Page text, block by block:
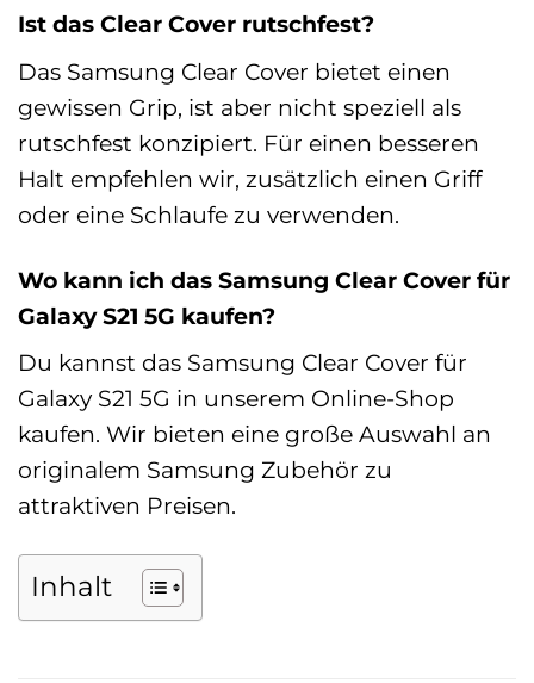
Ist das Clear Cover rutschfest?
Das Samsung Clear Cover bietet einen
gewissen Grip, ist aber nicht speziell als
rutschfest konzipiert. Für einen besseren
Halt empfehlen wir, zusätzlich einen Griff
oder eine Schlaufe zu verwenden.
Wo kann ich das Samsung Clear Cover für
Galaxy S21 5G kaufen?
Du kannst das Samsung Clear Cover für
Galaxy S21 5G in unserem Online-Shop
kaufen. Wir bieten eine große Auswahl an
originalem Samsung Zubehör zu
attraktiven Preisen.
Inhalt